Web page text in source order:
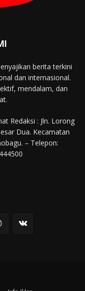
berita terkini
dan internasional.
mendalam, dan
Redaksi : Jln. Lorong
Dua. Kecamatan
– Telepon: